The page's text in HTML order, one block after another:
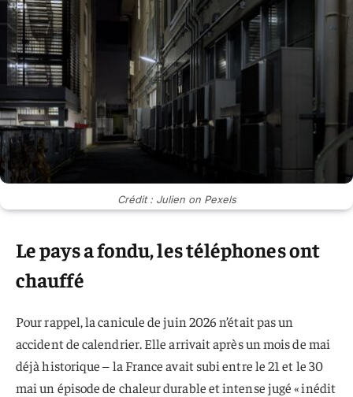
Crédit : Julien on Pexels
Le pays a fondu, les téléphones ont
chauffé
Pour rappel, la canicule de juin 2026 n’était pas un
accident de calendrier. Elle arrivait après un mois de mai
déjà historique – la France avait subi entre le 21 et le 30
mai un épisode de chaleur durable et intense jugé « inédit